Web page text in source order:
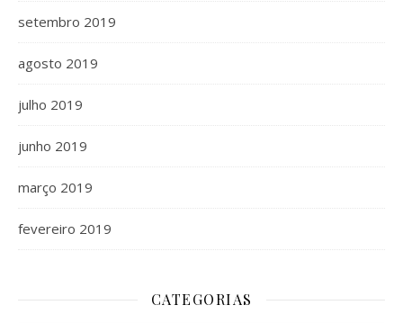
setembro 2019
agosto 2019
julho 2019
junho 2019
março 2019
fevereiro 2019
CATEGORIAS